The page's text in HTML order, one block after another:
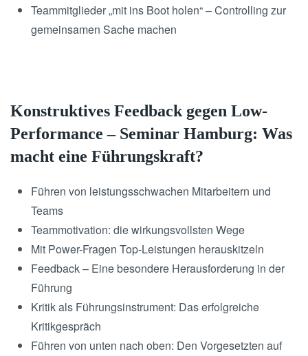
Teammitglieder „mit ins Boot holen“ – Controlling zur
gemeinsamen Sache machen
Konstruktives Feedback gegen Low-
Performance – Seminar Hamburg: Was
macht eine Führungskraft?
Führen von leistungsschwachen Mitarbeitern und
Teams
Teammotivation: die wirkungsvollsten Wege
Mit Power-Fragen Top-Leistungen herauskitzeln
Feedback – Eine besondere Herausforderung in der
Führung
Kritik als Führungsinstrument: Das erfolgreiche
Kritikgespräch
Führen von unten nach oben: Den Vorgesetzten auf